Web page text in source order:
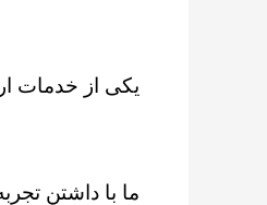
یکی از خدمات
ما با داشتن